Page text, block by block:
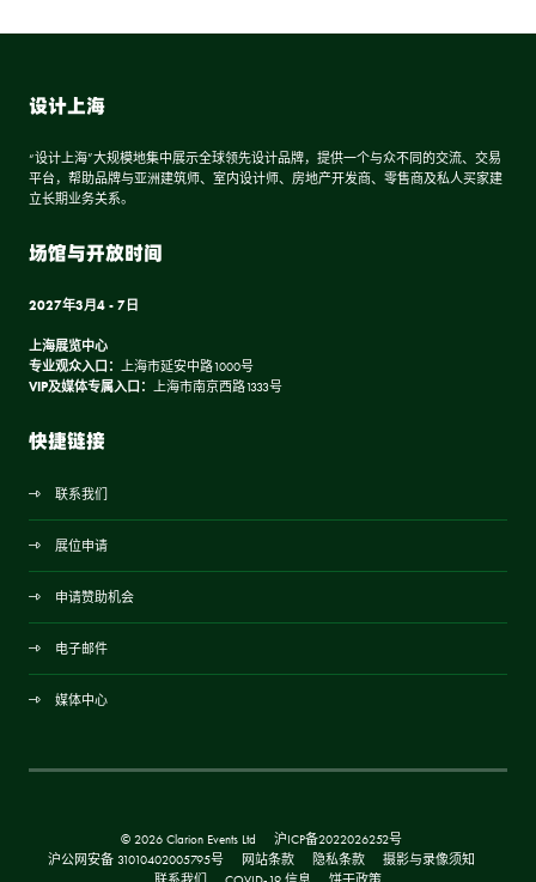
设计上海
“设计上海”大规模地集中展示全球领先设计品牌，提供一个与众不同的交流、交易
平台，帮助品牌与亚洲建筑师、室内设计师、房地产开发商、零售商及私人买家建
立长期业务关系。
场馆与开放时间
2027年3月4 - 7日
上海展览中心
专业观众入口： 上海市延安中路1000号
VIP及媒体专属入口： 上海市南京西路1333号
快捷链接
联系我们
展位申请
申请赞助机会
电子邮件
媒体中心
© 2026 Clarion Events Ltd
沪ICP备2022026252号
沪公网安备 31010402005795号
网站条款 隐私条款
摄影与录像须知